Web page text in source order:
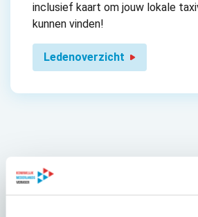
inclusief kaart om jouw lokale
kunnen vinden!
Ledenoverzicht